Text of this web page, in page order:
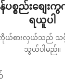
စ္စည်းစျေ
ရယူပါ
ယ်စားလှယ်သည် သ
သွယ်ပါမည်။